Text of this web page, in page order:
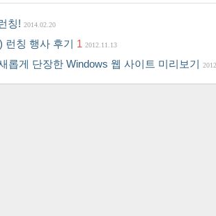
칭! 2014.02.20
런칭 행사 후기 1 2012.11.13
롭게 단장한 Windows 웹 사이트 미리보기